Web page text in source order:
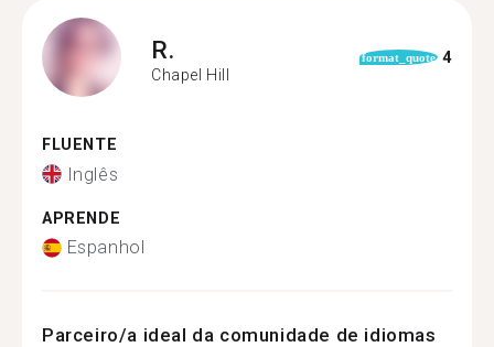
R.
Chapel Hill
format_quote 4
FLUENTE
Inglês
APRENDE
Espanhol
Parceiro/a ideal da comunidade de idiomas